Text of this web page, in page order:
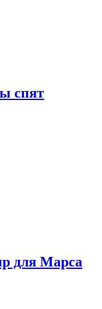
спят
для Марса